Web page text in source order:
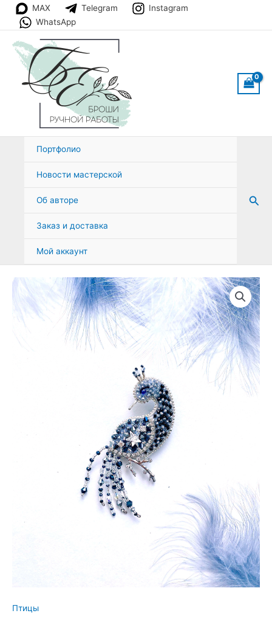
Перейти
содержимому
MAX Telegram
Instagram
WhatsApp
Портфолио
Новости мастерской
Об авторе
Заказ и доставка
Мой аккаунт
Птицы